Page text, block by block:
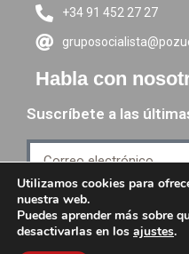
+34 91 452 27 27
Habla con
Suscríbete a las
Utilizamos cookies para
nuestra web.
Puedes aprender más sobre
desactivarlas en los ajustes.